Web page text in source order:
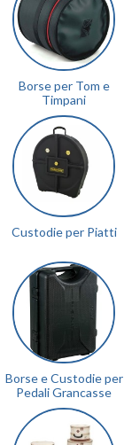
Borse per Tom e
Timpani
Custodie per Piatti
Borse e Custodie per
Pedali Grancasse